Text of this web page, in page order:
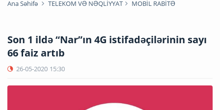
Ana Səhifə TELEKOM VƏ NƏQLİYYAT MOBİL RABİTƏ
Son 1 ildə “Nar”ın 4G istifadəçilərinin sayı
66 faiz artıb
26-05-2020 15:30